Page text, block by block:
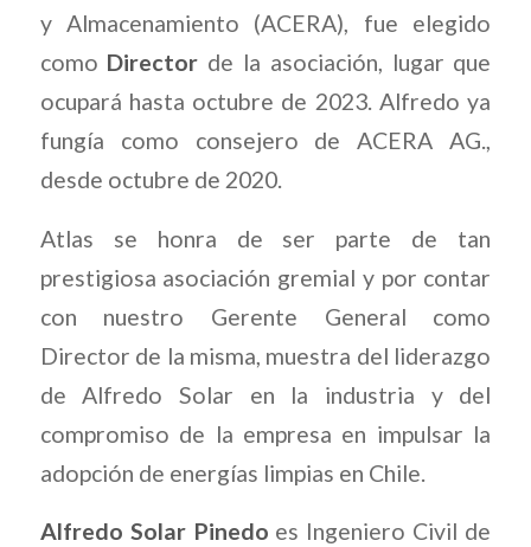
y Almacenamiento (ACERA), fue elegido
como Director de la asociación, lugar que
ocupará hasta octubre de 2023. Alfredo ya
fungía como consejero de ACERA AG.,
desde octubre de 2020.
Atlas se honra de ser parte de tan
prestigiosa asociación gremial y por contar
con nuestro Gerente General como
Director de la misma, muestra del liderazgo
de Alfredo Solar en la industria y del
compromiso de la empresa en impulsar la
adopción de energías limpias en Chile.
Alfredo Solar Pinedo es Ingeniero Civil de